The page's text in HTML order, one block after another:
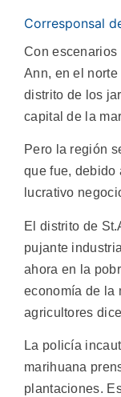
Corresponsal
Con escenarios
Ann, en el norte
distrito de los
capital de la
Pero la región
que fue, debido
lucrativo
El distrito de
pujante
ahora en la
economía de la
agricultores
La policía
marihuana
plantaciones.